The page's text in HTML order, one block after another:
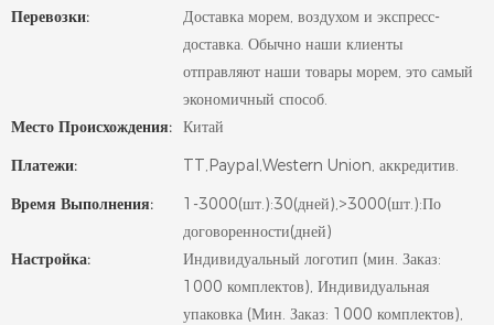
Перевозки:
Доставка морем, воздухом и экспресс-
доставка. Обычно наши клиенты
отправляют наши товары морем, это самый
экономичный способ.
Место Происхождения: Китай
Платежи:
TT,Paypal,Western Union, аккредитив.
Время Выполнения:
1-3000(шт.):30(дней),>3000(шт.):По
договоренности(дней)
Настройка:
Индивидуальный логотип (мин. Заказ:
1000 комплектов), Индивидуальная
упаковка (Мин. Заказ: 1000 комплектов),